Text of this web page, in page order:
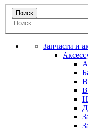
Запчасти и